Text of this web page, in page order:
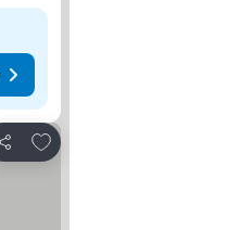
Κοινοποίηση
Προσθήκη στα αγαπημένα